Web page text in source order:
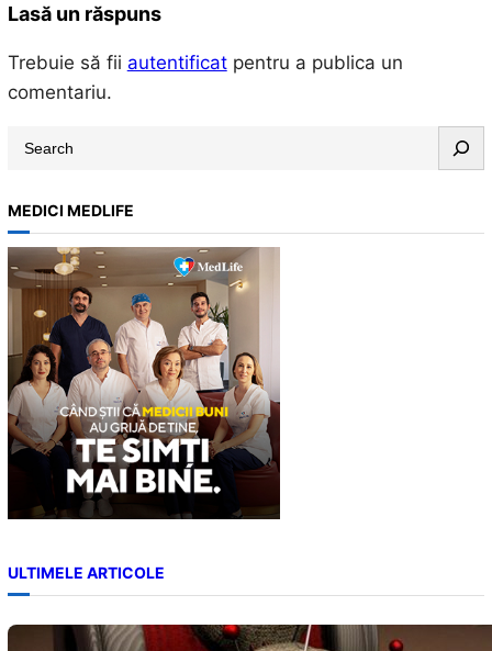
Lasă un răspuns
Trebuie să fii autentificatpentru a publica un
comentariu.
r
c
h
MEDICI MEDLIFE
ULTIMELE ARTICOLE